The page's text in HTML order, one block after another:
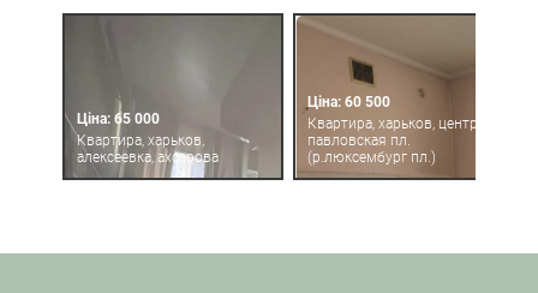
Ціна: 65 000
Квартира, харьков,
алексеевка, ахсарова
Ціна: 60 500
Квартира, харьков, центр,
павловская пл.
(р.люксембург пл.)